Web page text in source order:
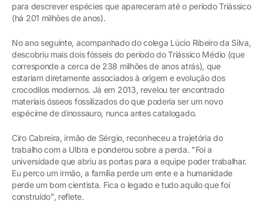
para descrever espécies que apareceram até o período Triássico
(há 201 milhões de anos).
No ano seguinte, acompanhado do colega Lúcio Ribeiro da Silva,
descobriu mais dois fósseis do período do Triássico Médio (que
corresponde a cerca de 238 milhões de anos atrás), que
estariam diretamente associados à origem e evolução dos
crocodilos modernos. Já em 2013, revelou ter encontrado
materiais ósseos fossilizados do que poderia ser um novo
espécime de dinossauro, nunca antes catalogado.
Ciro Cabreira, irmão de Sérgio, reconheceu a trajetória do
trabalho com a Ulbra e ponderou sobre a perda. "Foi a
universidade que abriu as portas para a equipe poder trabalhar.
Eu perco um irmão, a família perde um ente e a humanidade
perde um bom cientista. Fica o legado e tudo aquilo que foi
construído", reflete.